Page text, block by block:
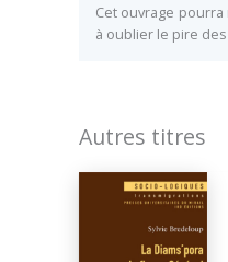
Cet ouvrage
à oublier le pire
Autres titres